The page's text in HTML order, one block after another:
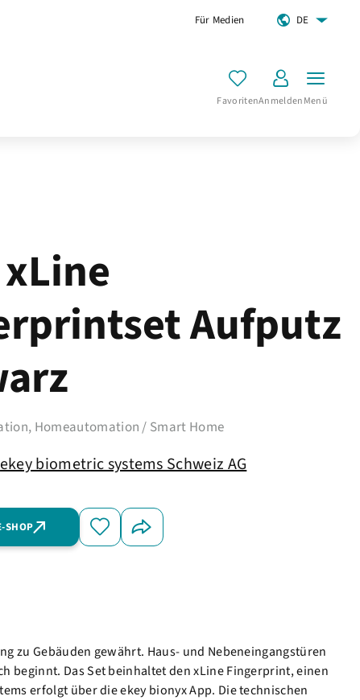
Für Medien DE
FavoritenAnmeldenMenü
Aufputz
Homeautomation / Smart Home
ekey biometric systems Schweiz AG
SHOP
zu Gebäuden gewährt. Haus- und Nebeneingangstüren
beginnt. Das Set beinhaltet den xLine Fingerprint, einen
erfolgt über die ekey bionyx App. Die technischen